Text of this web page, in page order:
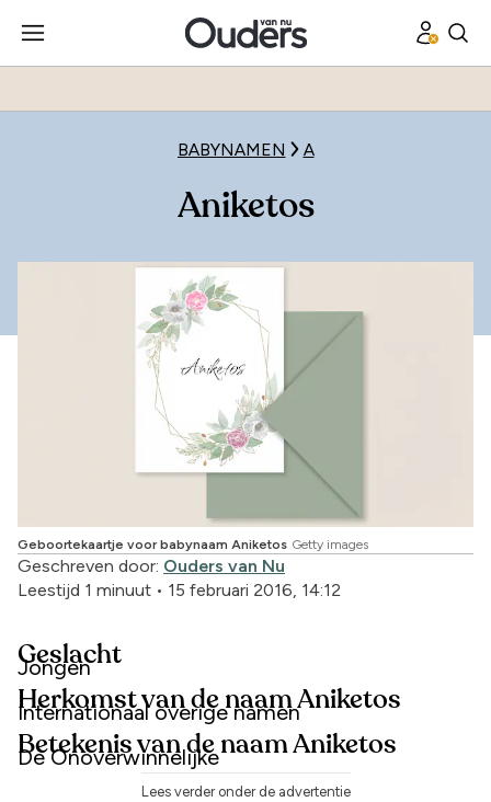
BABYNAMEN A
Aniketos
Geboortekaartje voor babynaam Aniketos Getty images
Geschreven door: Ouders van Nu
Leestijd 1 minuut • 15 februari 2016, 14:12
Geslacht
Jongen
Herkomst van de naam Aniketos
Internationaal overige namen
Betekenis van de naam Aniketos
De Onoverwinnelijke
Lees verder onder de advertentie